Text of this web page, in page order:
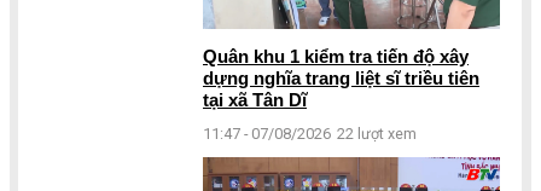
Quân khu 1 kiểm tra tiến độ xây
dựng nghĩa trang liệt sĩ triều tiên
tại xã Tân Dĩ
11:47 - 07/08/2026 22 lượt xem